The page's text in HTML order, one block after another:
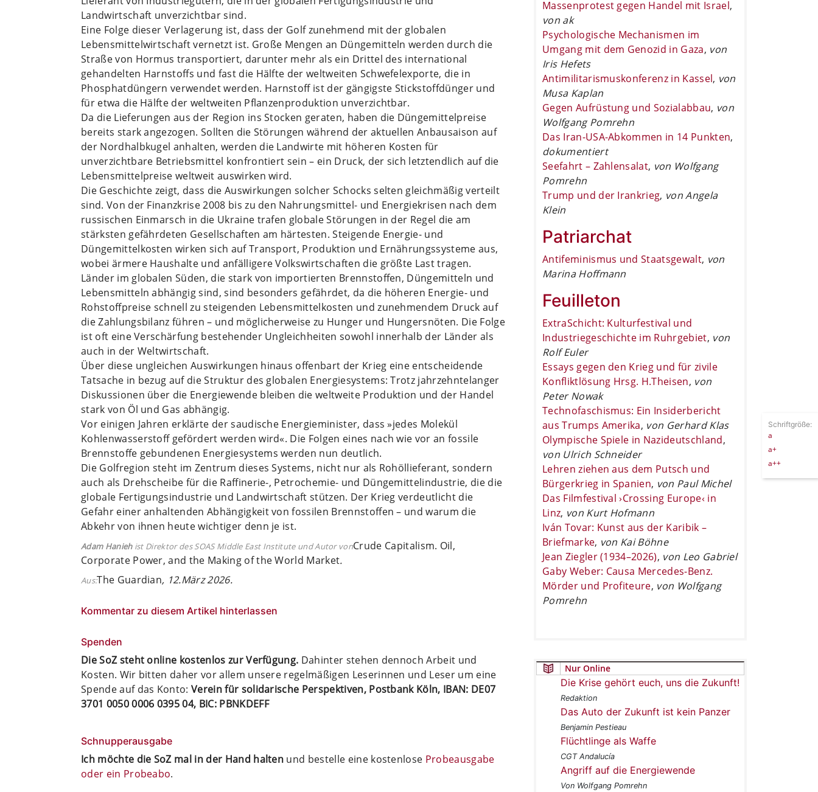
Landwirtschaft unverzichtbar sind.
Eine Folge dieser Verlagerung ist, dass der Golf zunehmend mit der globalen
Lebensmittelwirtschaft vernetzt ist. Große Mengen an Düngemitteln werden durch die
Straße von Hormus transportiert, darunter mehr als ein Drittel des international
gehandelten Harnstoffs und fast die Hälfte der weltweiten Schwefelexporte, die in
Phosphatdüngern verwendet werden. Harnstoff ist der gängigste Stickstoffdünger und
für etwa die Hälfte der weltweiten Pflanzenproduktion unverzichtbar.
Da die Lieferungen aus der Region ins Stocken geraten, haben die Düngemittelpreise
bereits stark angezogen. Sollten die Störungen während der aktuellen Anbausaison auf
der Nordhalbkugel anhalten, werden die Landwirte mit höheren Kosten für
unverzichtbare Betriebsmittel konfrontiert sein – ein Druck, der sich letztendlich auf die
Lebensmittelpreise weltweit auswirken wird.
Die Geschichte zeigt, dass die Auswirkungen solcher Schocks selten gleichmäßig verteilt
sind. Von der Finanzkrise 2008 bis zu den Nahrungsmittel- und Energiekrisen nach dem
russischen Einmarsch in die Ukraine trafen globale Störungen in der Regel die am
stärksten gefährdeten Gesellschaften am härtesten. Steigende Energie- und
Düngemittelkosten wirken sich auf Transport, Produktion und Ernährungssysteme aus,
wobei ärmere Haushalte und anfälligere Volkswirtschaften die größte Last tragen.
Länder im globalen Süden, die stark von importierten Brennstoffen, Düngemitteln und
Lebensmitteln abhängig sind, sind besonders gefährdet, da die höheren Energie- und
Rohstoffpreise schnell zu steigenden Lebensmittelkosten und zunehmendem Druck auf
die Zahlungsbilanz führen – und möglicherweise zu Hunger und Hungersnöten. Die Folge
ist oft eine Verschärfung bestehender Ungleichheiten sowohl innerhalb der Länder als
auch in der Weltwirtschaft.
Über diese ungleichen Auswirkungen hinaus offenbart der Krieg eine entscheidende
Tatsache in bezug auf die Struktur des globalen Energiesystems: Trotz jahrzehntelanger
Diskussionen über die Energiewende bleiben die weltweite Produktion und der Handel
stark von Öl und Gas abhängig.
Vor einigen Jahren erklärte der saudische Energieminister, dass »jedes Molekül
Kohlenwasserstoff gefördert werden wird«. Die Folgen eines nach wie vor an fossile
Brennstoffe gebundenen Energiesystems werden nun deutlich.
Die Golfregion steht im Zentrum dieses Systems, nicht nur als Rohöllieferant, sondern
auch als Drehscheibe für die Raffinerie-, Petrochemie- und Düngemittelindustrie, die die
globale Fertigungsindustrie und Landwirtschaft stützen. Der Krieg verdeutlicht die
Gefahr einer anhaltenden Abhängigkeit von fossilen Brennstoffen – und warum die
Abkehr von ihnen heute wichtiger denn je ist.
Adam Haniehist Direktor des SOAS Middle East Institute und Autor vonCrude Capitalism. Oil,
Corporate Power, and the Making of the World Market.
Aus:The Guardian, 12.März 2026.
Kommentar zu diesem Artikel hinterlassen
Spenden
Die SoZ steht online kostenlos zur Verfügung. Dahinter stehen dennoch Arbeit und
Kosten. Wir bitten daher vor allem unsere regelmäßigen Leserinnen und Leser um eine
Spende auf das Konto:Verein für solidarische Perspektiven, Postbank Köln, IBAN: DE07
3701 0050 0006 0395 04, BIC: PBNKDEFF
Schnupperausgabe
Ich möchte die SoZ mal in der Hand halten und bestelle eine kostenlose Probeausgabe
oder ein Probeabo.
Massenprotest gegen Handel mit Israel,
von ak
Psychologische Mechanismen im
Umgang mit dem Genozid in Gaza, von
Iris Hefets
Antimilitarismuskonferenz in Kassel, von
Musa Kaplan
Gegen Aufrüstung und Sozialabbau, von
Wolfgang Pomrehn
Das Iran-USA-Abkommen in 14 Punkten,
dokumentiert
Seefahrt – Zahlensalat, von Wolfgang
Pomrehn
Trump und der Irankrieg, von Angela
Klein
Patriarchat
Antifeminismus und Staatsgewalt, von
Marina Hoffmann
Feuilleton
ExtraSchicht: Kulturfestival und
Industriegeschichte im Ruhrgebiet, von
Rolf Euler
Essays gegen den Krieg und für zivile
Konfliktlösung Hrsg. H.Theisen, von
Peter Nowak
Technofaschismus: Ein Insiderbericht
aus Trumps Amerika, von Gerhard Klas
Olympische Spiele in Nazideutschland,
von Ulrich Schneider
Lehren ziehen aus dem Putsch und
Bürgerkrieg in Spanien, von Paul Michel
Das Filmfestival ›Crossing Europe‹ in
Linz, von Kurt Hofmann
Iván Tovar: Kunst aus der Karibik –
Briefmarke, von Kai Böhne
Jean Ziegler (1934–2026), von Leo Gabriel
Gaby Weber: Causa Mercedes-Benz.
Mörder und Profiteure, von Wolfgang
Pomrehn
Nur Online
Die Krise gehört euch, uns die Zukunft!
Redaktion
Das Auto der Zukunft ist kein Panzer
Benjamin Pestieau
Flüchtlinge als Waffe
CGT Andalucía
Angriff auf die Energiewende
Von Wolfgang Pomrehn
Schriftgröße:
a
a+
a++